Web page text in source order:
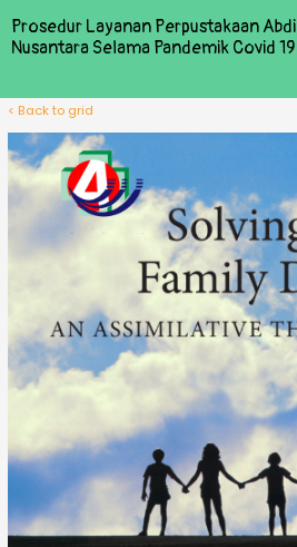
< Back to grid
Prosedur Layanan Perpustakaan Abdi
Nusantara Selama Pandemik Covid 19